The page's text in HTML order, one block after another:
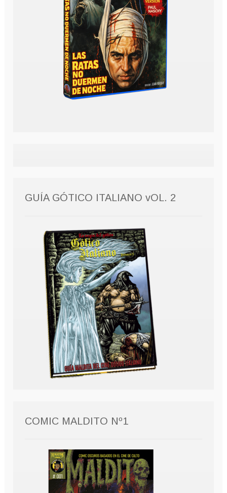
GUÍA GÓTICO ITALIANO vOL. 2
COMIC MALDITO Nº1